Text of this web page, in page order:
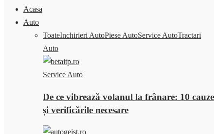
Acasa
Auto
ToateInchirieri AutoPiese AutoService AutoTractari
Auto
Service Auto
De ce vibrează volanul la frânare: 10 cauze
și verificările necesare